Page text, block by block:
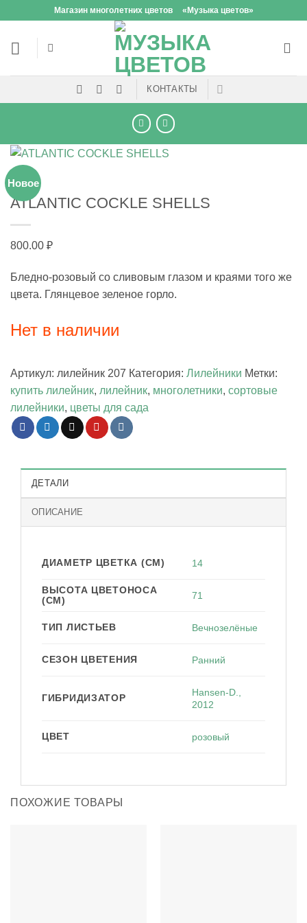
content
Магазин многолетних цветов «Музыка цветов»
КОНТАКТЫ
Новое
ATLANTIC COCKLE SHELLS
800.00 ₽
Бледно-розовый со сливовым глазом и краями того же
цвета. Глянцевое зеленое горло.
Нет в наличии
Артикул: лилейник 207 Категория: Лилейники Метки:
купить лилейник, лилейник, многолетники, сортовые
лилейники, цветы для сада
ДЕТАЛИ
ОПИСАНИЕ
ДИАМЕТР ЦВЕТКА (СМ) 14
ВЫСОТА ЦВЕТОНОСА
(СМ)
71
ТИП ЛИСТЬЕВ Вечнозелёные
СЕЗОН ЦВЕТЕНИЯ Ранний
ГИБРИДИЗАТОР
Hansen-D.,
2012
ЦВЕТ розовый
ПОХОЖИЕ ТОВАРЫ